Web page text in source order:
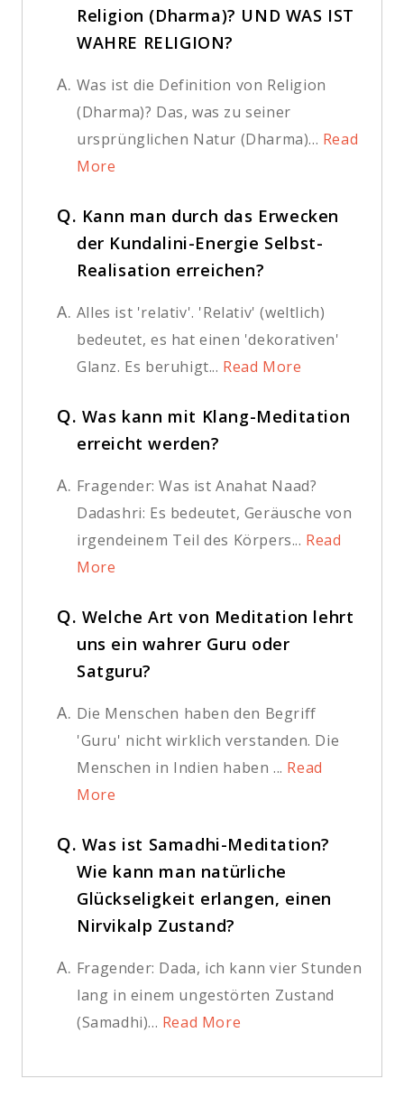
Religion (Dharma)? UND WAS IST
WAHRE RELIGION?
A. Was ist die Definition von Religion
(Dharma)? Das, was zu seiner
ursprünglichen Natur (Dharma)... Read
More
Q. Kann man durch das Erwecken
der Kundalini-Energie Selbst-
Realisation erreichen?
A. Alles ist 'relativ'. 'Relativ' (weltlich)
bedeutet, es hat einen 'dekorativen'
Glanz. Es beruhigt... Read More
Q. Was kann mit Klang-Meditation
erreicht werden?
A. Fragender: Was ist Anahat Naad?
Dadashri: Es bedeutet, Geräusche von
irgendeinem Teil des Körpers... Read
More
Q. Welche Art von Meditation lehrt
uns ein wahrer Guru oder
Satguru?
A. Die Menschen haben den Begriff
'Guru' nicht wirklich verstanden. Die
Menschen in Indien haben ... Read
More
Q. Was ist Samadhi-Meditation?
Wie kann man natürliche
Glückseligkeit erlangen, einen
Nirvikalp Zustand?
A. Fragender: Dada, ich kann vier Stunden
lang in einem ungestörten Zustand
(Samadhi)... Read More